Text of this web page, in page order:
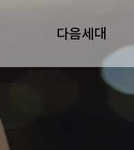
다음세대